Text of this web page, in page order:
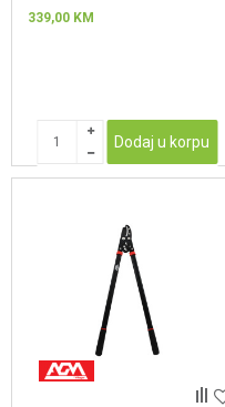
339,00 KM
Dodaj u korpu